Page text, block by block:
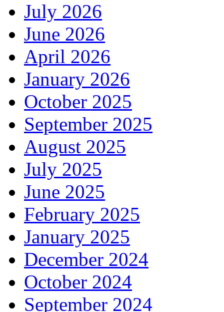
July 2026
June 2026
April 2026
January 2026
October 2025
September 2025
August 2025
July 2025
June 2025
February 2025
January 2025
December 2024
October 2024
September 2024